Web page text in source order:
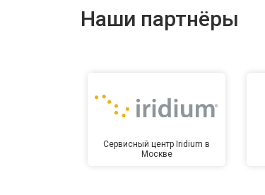
Замена микрофона
Прошивка BIOS
Наши партнёры
Сервисный центр Iridium в
Москве